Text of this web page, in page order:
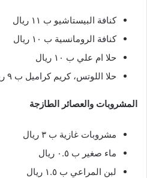
كنافة البيستاشيو ب ١١ ريال
كنافة الرومانسية ب ١٠ ريال
حلا ام علي ب ١٠ ريال
حلا اللوتس، كريم كراميل ب ٩ ريال
المشروبات والعصائر الطازجة
مشروبات غازية ب ٣ ريال
ماء صغير ب ٠.٥ ريال
لبن المراعي ب ١.٥ ريال